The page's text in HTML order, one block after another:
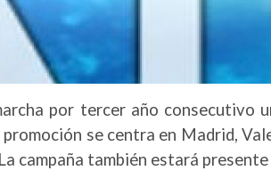
por tercer año consecutivo
se centra en Madrid,
campaña también estará